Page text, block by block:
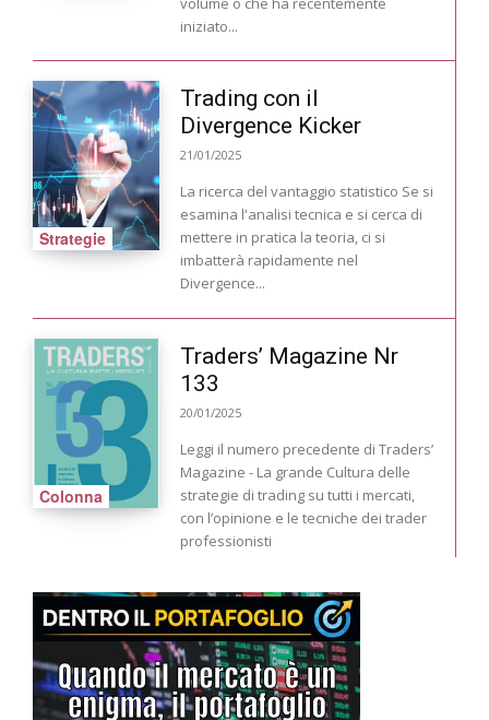
iniziato...
Strategie
Trading con il
Divergence Kicker
21/01/2025
La ricerca del vantaggio statistico Se si
esamina l'analisi tecnica e si cerca di
mettere in pratica la teoria, ci si
imbatterà rapidamente nel
Divergence...
Colonna
Traders’ Magazine Nr
133
20/01/2025
Leggi il numero precedente di Traders’
Magazine - La grande Cultura delle
strategie di trading su tutti i mercati,
con l’opinione e le tecniche dei trader
professionisti